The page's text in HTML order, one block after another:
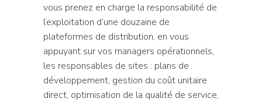
vous prenez en charge la responsabilité de
l’exploitation d’une douzaine de
plateformes de distribution, en vous
appuyant sur vos managers opérationnels,
les responsables de sites : plans de
développement, gestion du coût unitaire
direct, optimisation de la qualité de service,